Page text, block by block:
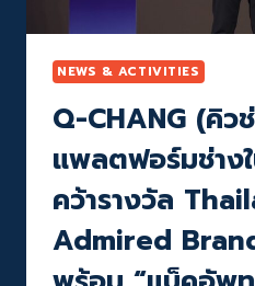
ครบ
NEWS & ACTIVITIES
Q-CHANG (คิว
แพลตฟอร์มช่างใ
คว้ารางวัล
Admired